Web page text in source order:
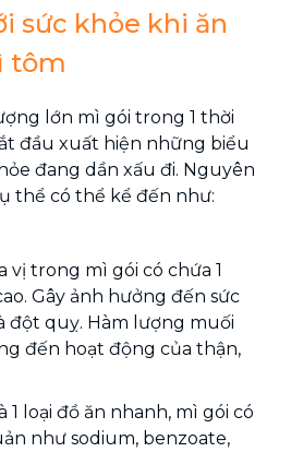
sức khỏe khi ăn
tôm
lớn mì gói trong 1 thời
đầu xuất hiện những biểu
đang dần xấu đi. Nguyên
thể có thể kể đến như:
vị trong mì gói có chứa 1
Gây ảnh hưởng đến sức
đột quỵ. Hàm lượng muối
đến hoạt động của thận,
1 loại đồ ăn nhanh, mì gói có
như sodium, benzoate,